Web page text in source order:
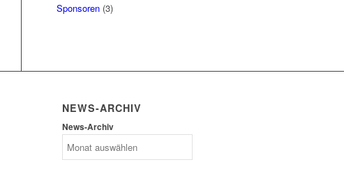
Sponsoren (3)
NEWS-ARCHIV
News-Archiv